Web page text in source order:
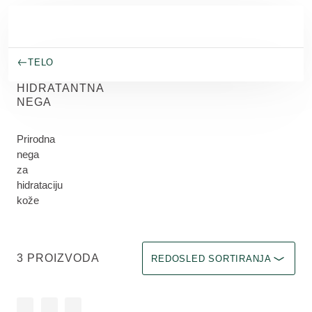
TELO
HIDRATANTNA
NEGA
Prirodna
nega
za
hidrataciju
kože
3 PROIZVODA REDOSLED SORTIRANJA